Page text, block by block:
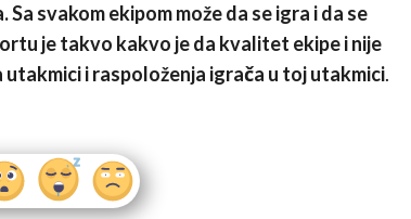
svakom ekipom može da se igra i da se
je takvo kakvo je da kvalitet ekipe i nije
i raspoloženja igrača u toj utakmici.